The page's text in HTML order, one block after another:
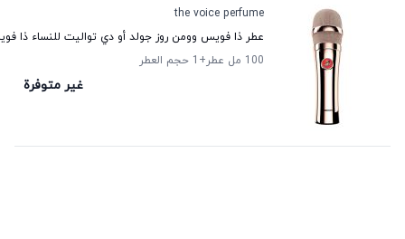
the voice perfume
عطر ذا فويس وومن روز جولد أو دي تواليت للنساء ذا
100 مل عطر
+1 حجم العطر
غير متوفرة